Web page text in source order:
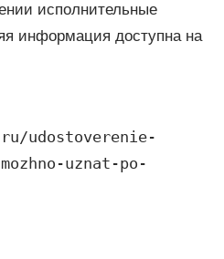
исполнительные
информация доступна на
udostoverenie-
uznat-po-